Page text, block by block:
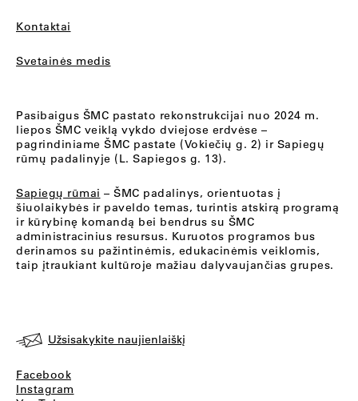
Kontaktai
Svetainės medis
Pasibaigus ŠMC pastato rekonstrukcijai nuo 2024 m.
liepos ŠMC veiklą vykdo dviejose erdvėse –
pagrindiniame ŠMC pastate (Vokiečių g. 2) ir Sapiegų
rūmų padalinyje (L. Sapiegos g. 13).
Sapiegų rūmai – ŠMC padalinys, orientuotas į
šiuolaikybės ir paveldo temas, turintis atskirą programą
ir kūrybinę komandą bei bendrus su ŠMC
administracinius resursus. Kuruotos programos bus
derinamos su pažintinėmis, edukacinėmis veiklomis,
taip įtraukiant kultūroje mažiau dalyvaujančias grupes.
Užsisakykite naujienlaiškį
Facebook
Instagram